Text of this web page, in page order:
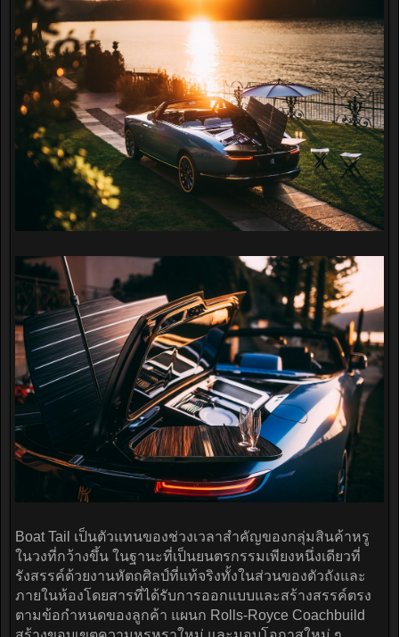
Boat Tail เป็นตัวแทนของช่วงเวลาสำคัญของกลุ่มสินค้าหรู
ในวงที่กว้างขึ้น ในฐานะที่เป็นยนตรกรรมเพียงหนึ่งเดียวที่
รังสรรค์ด้วยงานหัตถศิลป์ที่แท้จริงทั้งในส่วนของตัวถังและ
ภายในห้องโดยสารที่ได้รับการออกแบบและสร้างสรรค์ตรง
ตามข้อกำหนดของลูกค้า แผนก Rolls-Royce Coachbuild